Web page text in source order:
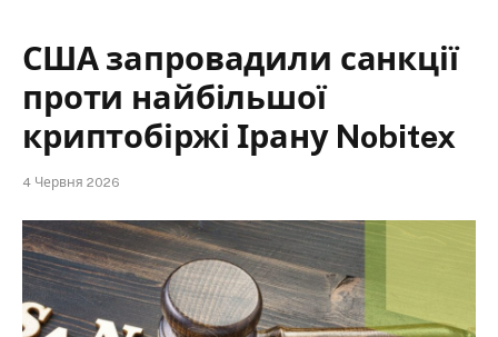
США запровадили санкції
проти найбільшої
криптобіржі Ірану Nobitex
4 Червня 2026